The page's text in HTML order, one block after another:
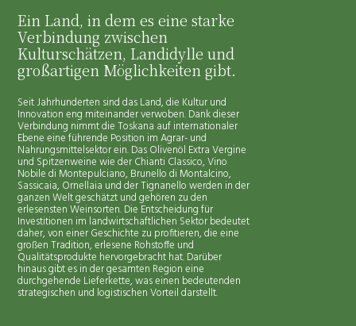
Ein Land, in dem es eine starke
Verbindung zwischen
Kulturschätzen, Landidylle und
großartigen Möglichkeiten gibt.
Seit Jahrhunderten sind das Land, die Kultur und
Innovation eng miteinander verwoben. Dank dieser
Verbindung nimmt die Toskana auf internationaler
Ebene eine führende Position im Agrar- und
Nahrungsmittelsektor ein. Das Olivenöl Extra Vergine
und Spitzenweine wie der Chianti Classico, Vino
Nobile di Montepulciano, Brunello di Montalcino,
Sassicaia, Ornellaia und der Tignanello werden in der
ganzen Welt geschätzt und gehören zu den
erlesensten Weinsorten. Die Entscheidung für
Investitionen im landwirtschaftlichen Sektor bedeutet
daher, von einer Geschichte zu profitieren, die eine
großen Tradition, erlesene Rohstoffe und
Qualitätsprodukte hervorgebracht hat. Darüber
hinaus gibt es in der gesamten Region eine
durchgehende Lieferkette, was einen bedeutenden
strategischen und logistischen Vorteil darstellt.